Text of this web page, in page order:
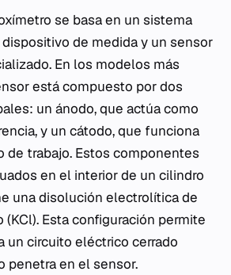
se basa en un sistema
de medida y un sensor
En los modelos más
está compuesto por dos
un ánodo, que actúa como
y un cátodo, que funciona
de trabajo. Estos componentes
en el interior de un cilindro
una disolución electrolítica de
Esta configuración permite
un circuito eléctrico cerrado
penetra en el sensor.